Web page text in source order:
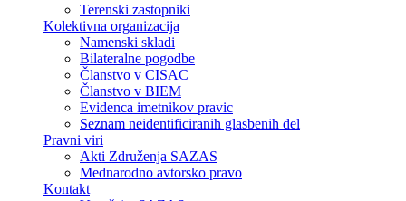
Terenski zastopniki
Kolektivna organizacija
Namenski skladi
Bilateralne pogodbe
Članstvo v CISAC
Članstvo v BIEM
Evidenca imetnikov pravic
Seznam neidentificiranih glasbenih del
Pravni viri
Akti Združenja SAZAS
Mednarodno avtorsko pravo
Kontakt